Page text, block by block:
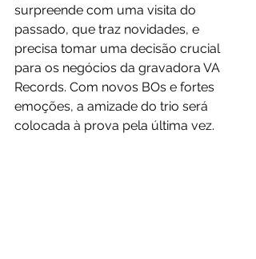
surpreende com uma visita do
passado, que traz novidades, e
precisa tomar uma decisão crucial
para os negócios da gravadora VA
Records. Com novos BOs e fortes
emoções, a amizade do trio será
colocada à prova pela última vez.